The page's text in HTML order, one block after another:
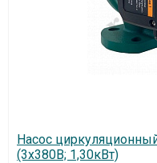
Насос
(3х380В; 1,30кВт)